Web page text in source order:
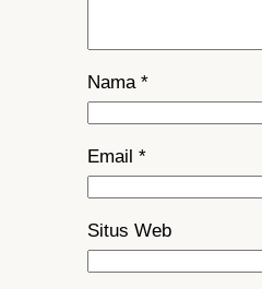
Nama *
Email *
Situs Web